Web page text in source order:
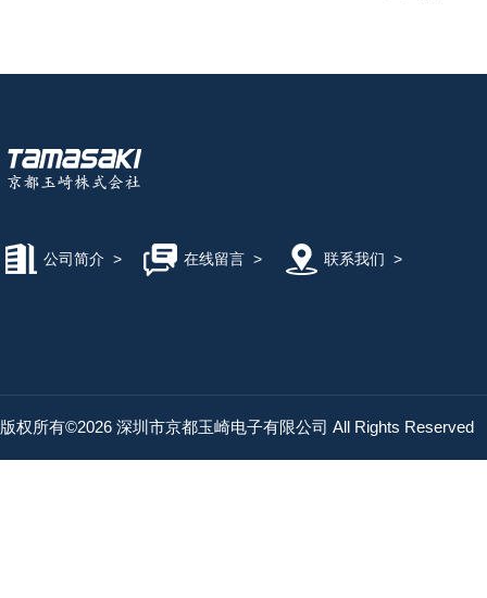
公司简介 > 在线留言> 联系我们 >
版权所有©2026 深圳市京都玉崎电子有限公司 All Rights Reserved